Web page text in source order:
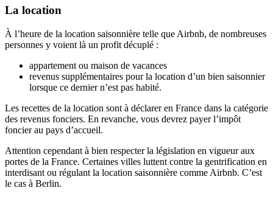
La location
À l’heure de la location saisonnière telle que Airbnb, de nombreuses
personnes y voient là un profit décuplé :
appartement ou maison de vacances
revenus supplémentaires pour la location d’un bien saisonnier
lorsque ce dernier n’est pas habité.
Les recettes de la location sont à déclarer en France dans la catégorie
des revenus fonciers. En revanche, vous devrez payer l’impôt
foncier au pays d’accueil.
Attention cependant à bien respecter la législation en vigueur aux
portes de la France. Certaines villes luttent contre la gentrification en
interdisant ou régulant la location saisonnière comme Airbnb. C’est
le cas à Berlin.